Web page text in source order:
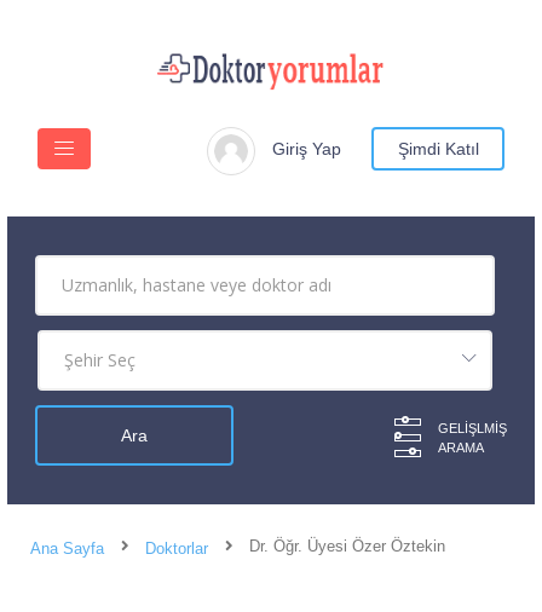
Giriş Yap Şimdi Katıl
GELIŞLMIŞ
ARAMA
Ana Sayfa Doktorlar Dr. Öğr. Üyesi Özer Öztekin